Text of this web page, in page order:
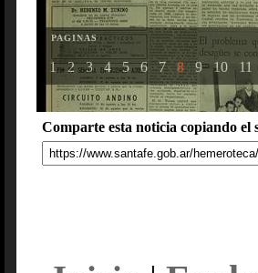
PAGINAS
1 2 3 4 5 6 7 8 9 10 11
Comparte esta noticia copiando el